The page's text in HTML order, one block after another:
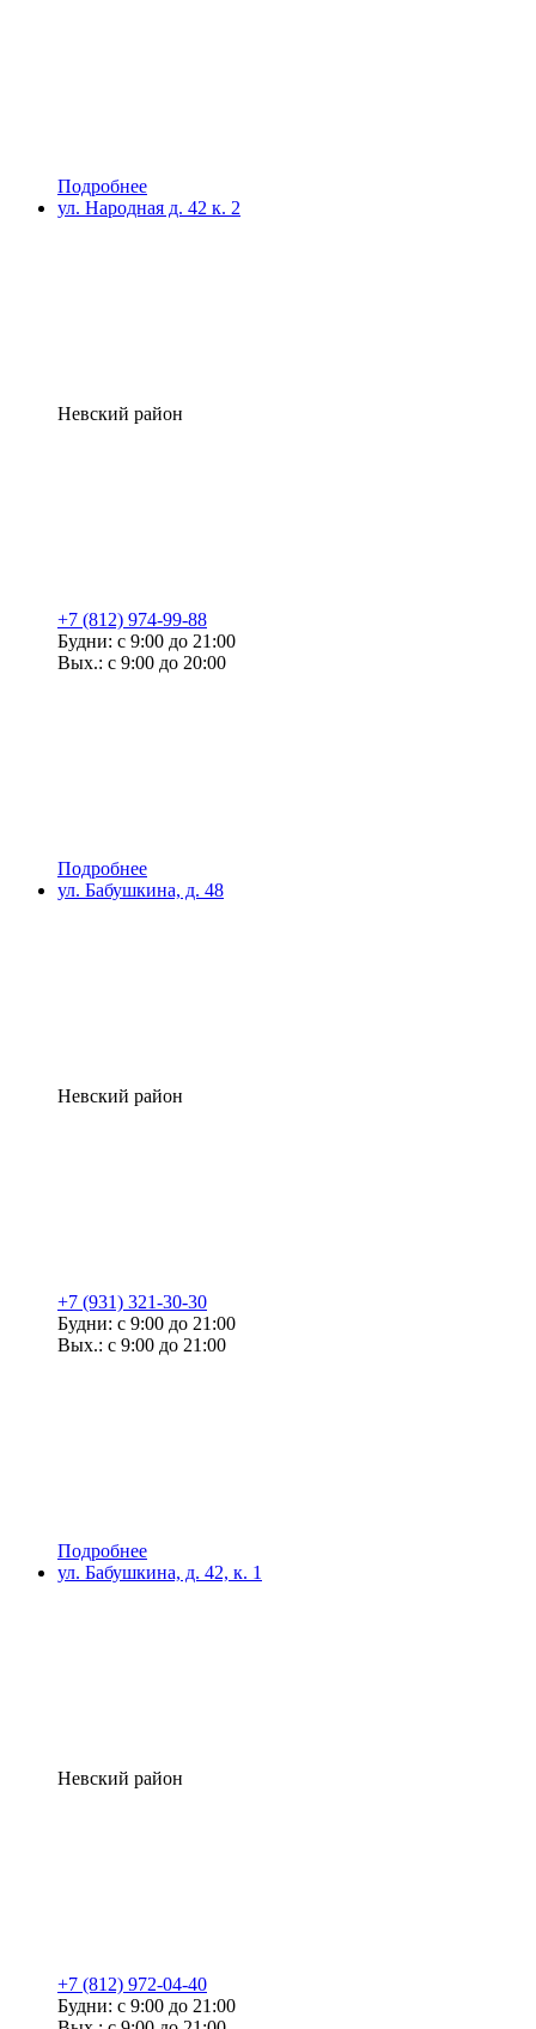
Подробнее
ул. Народная д. 42 к. 2
Невский район
+7 (812) 974-99-88
Будни: с 9:00 до 21:00
Вых.: с 9:00 до 20:00
Подробнее
ул. Бабушкина, д. 48
Невский район
+7 (931) 321-30-30
Будни: с 9:00 до 21:00
Вых.: с 9:00 до 21:00
Подробнее
ул. Бабушкина, д. 42, к. 1
Невский район
+7 (812) 972-04-40
Будни: с 9:00 до 21:00